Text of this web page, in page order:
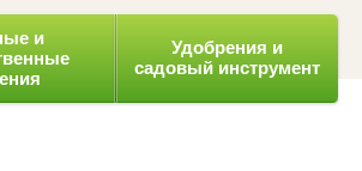
и
Удобрения и
садовый инструмент